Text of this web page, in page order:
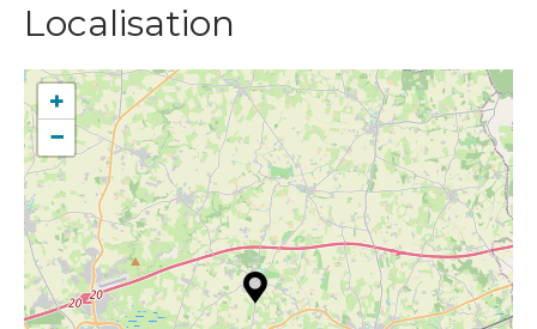
Localisation
+
−